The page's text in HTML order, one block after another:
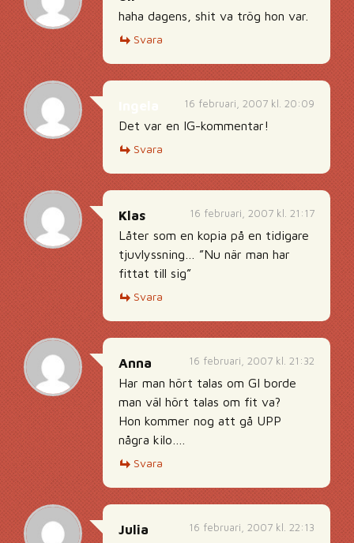
haha dagens, shit va trög hon var.
Svara
16 februari, 2007 kl. 20:09
Det var en IG-kommentar!
Svara
16 februari, 2007 kl. 21:17
Klas
Låter som en kopia på en tidigare
tjuvlyssning… ”Nu när man har
fittat till sig”
Svara
16 februari, 2007 kl. 21:32
Anna
Har man hört talas om GI borde
man väl hört talas om fit va?
Hon kommer nog att gå UPP
några kilo….
Svara
16 februari, 2007 kl. 22:13
Julia